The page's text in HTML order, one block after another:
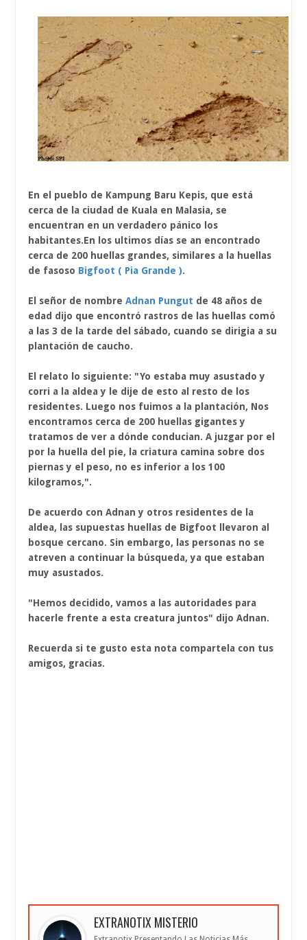
En el pueblo de Kampung Baru Kepis, que está
cerca de la ciudad de Kuala en Malasia, se
encuentran en un verdadero pánico los
habitantes.En los ultimos días se an encontrado
cerca de 200 huellas grandes, similares a la huellas
de fasoso Bigfoot ( Pia Grande ).
El señor de nombre Adnan Pungut de 48 años de
edad dijo que encontró rastros de las huellas comó
a las 3 de la tarde del sábado, cuando se dirigia a su
plantación de caucho.
El relato lo siguiente: "Yo estaba muy asustado y
corri a la aldea y le dije de esto al resto de los
residentes. Luego nos fuimos a la plantación, Nos
encontramos cerca de 200 huellas gigantes y
tratamos de ver a dónde conducian. A juzgar por el
por la huella del pie, la criatura camina sobre dos
piernas y el peso, no es inferior a los 100
kilogramos,".
De acuerdo con Adnan y otros residentes de la
aldea, las supuestas huellas de Bigfoot llevaron al
bosque cercano. Sin embargo, las personas no se
atreven a continuar la búsqueda, ya que estaban
muy asustados.
"Hemos decidido, vamos a las autoridades para
hacerle frente a esta creatura juntos" dijo Adnan.
Recuerda si te gusto esta nota compartela con tus
amigos, gracias.
EXTRANOTIX MISTERIO